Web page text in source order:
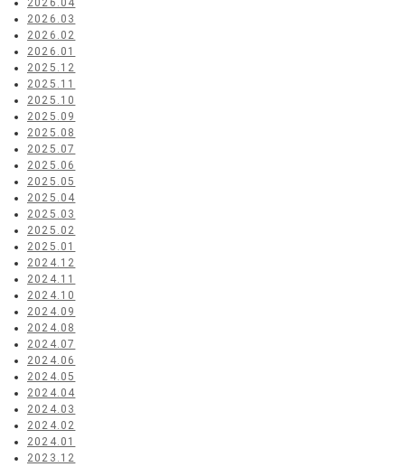
2026.04
2026.03
2026.02
2026.01
2025.12
2025.11
2025.10
2025.09
2025.08
2025.07
2025.06
2025.05
2025.04
2025.03
2025.02
2025.01
2024.12
2024.11
2024.10
2024.09
2024.08
2024.07
2024.06
2024.05
2024.04
2024.03
2024.02
2024.01
2023.12